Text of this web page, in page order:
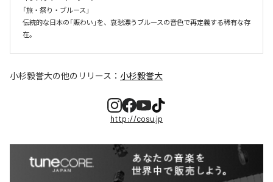
「旅・祭り・ブルース」
伝統的な日本の「賑わい」を、哀愁漂うブルースの音色で再定義する稀有な存
在。
小杉毅誉大の他のリリース： 小杉毅誉大
http://cosu.jp